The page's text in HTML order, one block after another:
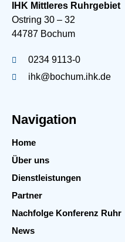
IHK Mittleres Ruhrgebiet
Ostring 30 – 32
44787 Bochum
0234 9113-0
ihk@bochum.ihk.de
Navigation
Home
Über uns
Dienstleistungen
Partner
Nachfolge Konferenz Ruhr
News